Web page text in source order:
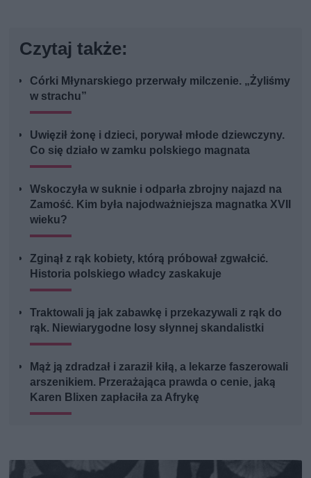
Czytaj także:
Córki Młynarskiego przerwały milczenie. „Żyliśmy
w strachu”
Uwięził żonę i dzieci, porywał młode dziewczyny.
Co się działo w zamku polskiego magnata
Wskoczyła w suknie i odparła zbrojny najazd na
Zamość. Kim była najodważniejsza magnatka XVII
wieku?
Zginął z rąk kobiety, którą próbował zgwałcić.
Historia polskiego władcy zaskakuje
Traktowali ją jak zabawkę i przekazywali z rąk do
rąk. Niewiarygodne losy słynnej skandalistki
Mąż ją zdradzał i zaraził kiłą, a lekarze faszerowali
arszenikiem. Przerażająca prawda o cenie, jaką
Karen Blixen zapłaciła za Afrykę